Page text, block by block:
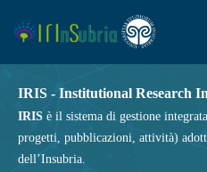
IRIS - Institutional Research
IRIS è il sistema di gestione
progetti, pubblicazioni, attività)
dell’Insubria.